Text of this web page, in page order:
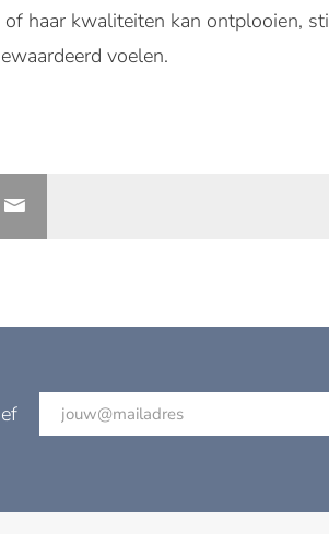
haar kwaliteiten kan ontplooien,
voelen.